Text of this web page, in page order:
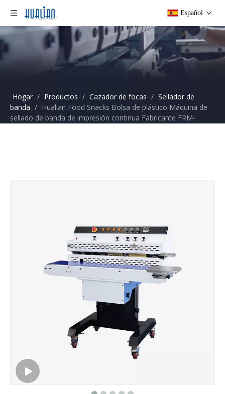
Español
Hogar / Productos / Cazador de focas / Sellador de
banda / Hualian Food Snacks Bolsa de plástico Máquina de
sellado de banda de impresión continua Fabricante FRM-